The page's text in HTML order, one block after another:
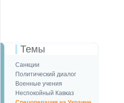
Темы
Санкции
Политический диалог
Военные учения
Неспокойный Кавказ